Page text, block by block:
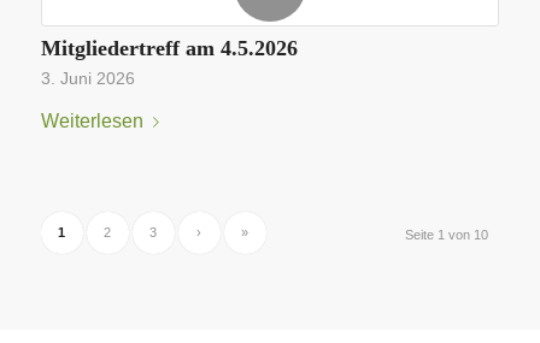
Mitgliedertreff am 4.5.2026
3. Juni 2026
Weiterlesen
Seite 1 von 10
1 2 3 › »